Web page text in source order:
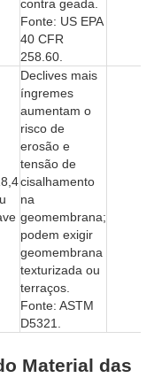
contra geada.
Fonte: US EPA
40 CFR
258.60.
Declives mais
íngremes
aumentam o
risco de
erosão e
tensão de
cisalhamento
na
geomembrana;
podem exigir
geomembrana
texturizada ou
terraços.
Fonte: ASTM
D5321.
Material das